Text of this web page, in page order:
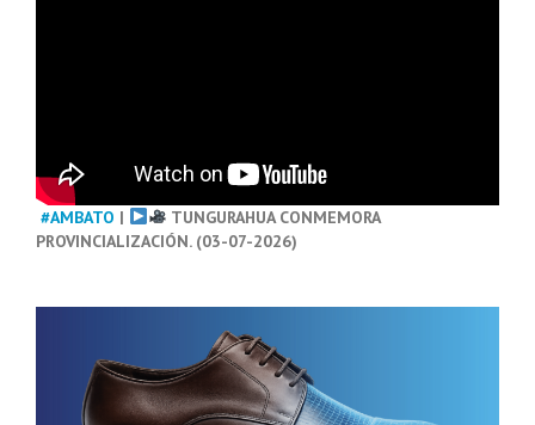
#AMBATO |
TUNGURAHUA CONMEMORA
PROVINCIALIZACIÓN. (03-07-2026)